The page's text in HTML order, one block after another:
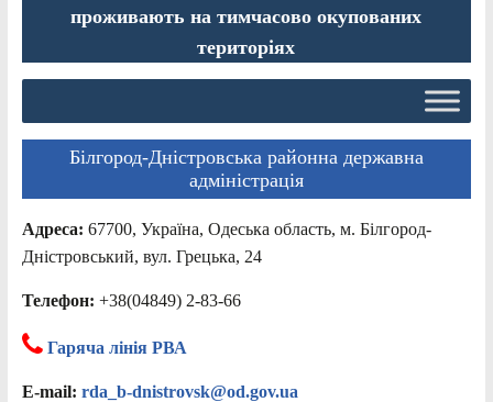
проживають на тимчасово окупованих
територіях
Білгород-Дністровська районна державна
адміністрація
Адреса: 67700, Україна, Одеська область, м. Білгород-
Дністровський, вул. Грецька, 24
Телефон: +38(04849) 2-83-66
Гаряча лінія РВА
E-mail: rda_b-dnistrovsk@od.gov.ua